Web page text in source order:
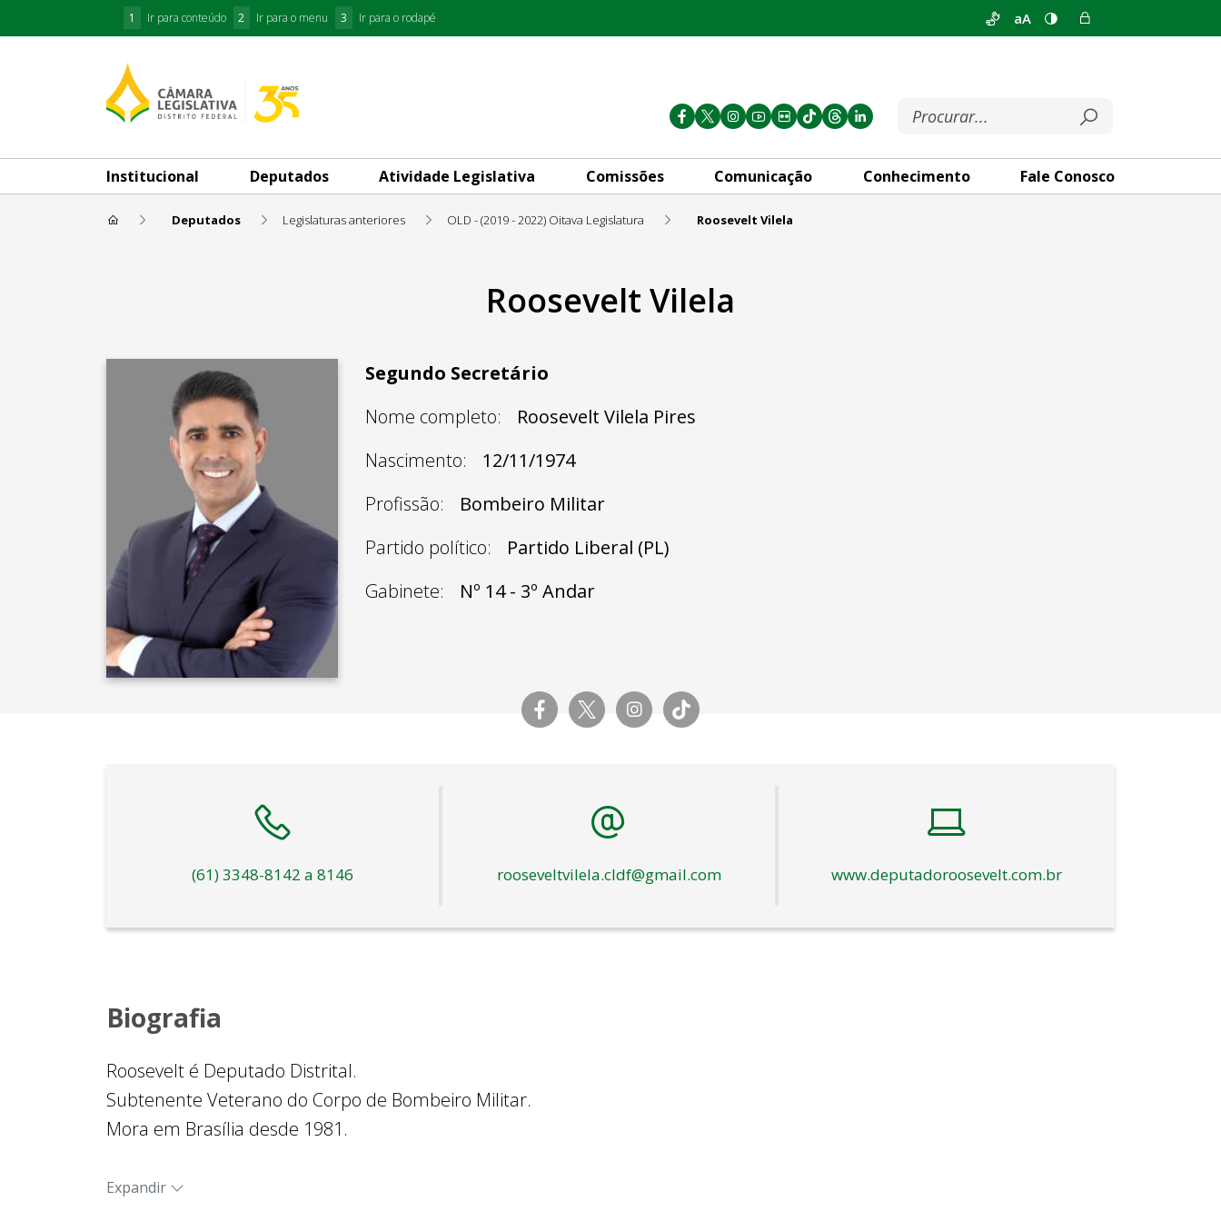
1 Ir para conteúdo 2 Ir para o menu 3 Ir para o rodapé aA
Institucional Deputados Atividade Legislativa Comissões Comunicação Conhecimento Fale Conosco
Deputados Legislaturas anteriores OLD - (2019 - 2022) Oitava Legislatura Roosevelt Vilela
Roosevelt Vilela
Segundo Secretário
Nome completo:
Roosevelt Vilela Pires
Nascimento:
12/11/1974
Profissão:
Bombeiro Militar
Partido político:
Partido Liberal (PL)
Gabinete:
Nº 14 - 3º Andar
(61) 3348-8142 a 8146 rooseveltvilela.cldf@gmail.com www.deputadoroosevelt.com.br
Biografia
Roosevelt é Deputado Distrital.
Subtenente Veterano do Corpo de Bombeiro Militar.
Mora em Brasília desde 1981.
Bacharel em Direito.
Expandir